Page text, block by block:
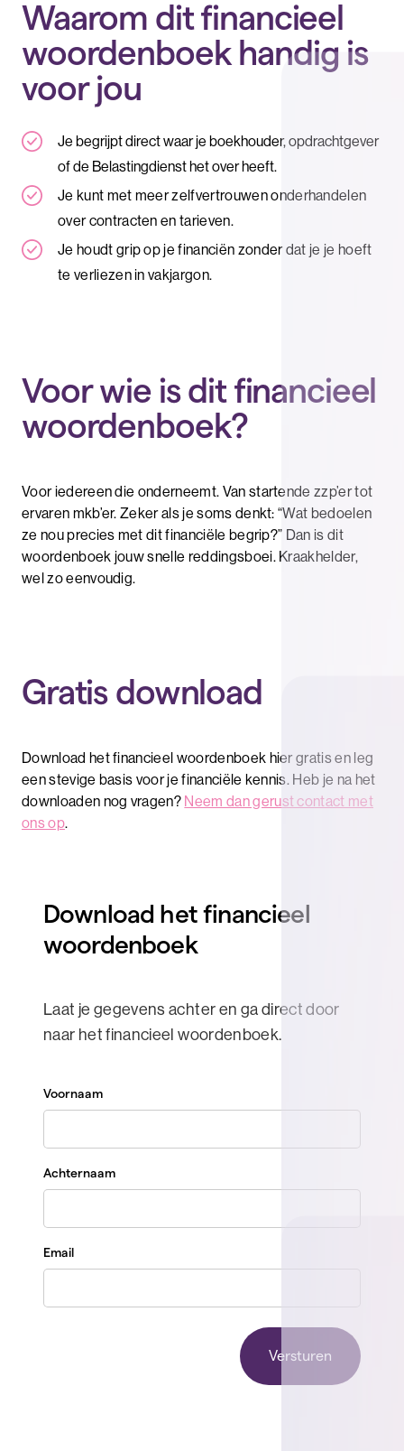
Waarom dit financieel
woordenboek handig is
voor jou
Je begrijpt direct waar je boekhouder, opdrachtgever
of de Belastingdienst het over heeft.
Je kunt met meer zelfvertrouwen onderhandelen
over contracten en tarieven.
Je houdt grip op je financiën zonder dat je je hoeft
te verliezen in vakjargon.
Voor wie is dit financieel
woordenboek?
Voor iedereen die onderneemt. Van startende zzp’er tot
ervaren mkb’er. Zeker als je soms denkt: “Wat bedoelen
ze nou precies met dit financiële begrip?” Dan is dit
woordenboek jouw snelle reddingsboei. Kraakhelder,
wel zo eenvoudig.
Gratis download
Download het financieel woordenboek hier gratis en leg
een stevige basis voor je financiële kennis. Heb je na het
downloaden nog vragen? Neem dan gerust contact met
ons op.
Download het financieel
woordenboek
Laat je gegevens achter en ga direct door
naar het financieel woordenboek.
Voornaam
Achternaam
Email